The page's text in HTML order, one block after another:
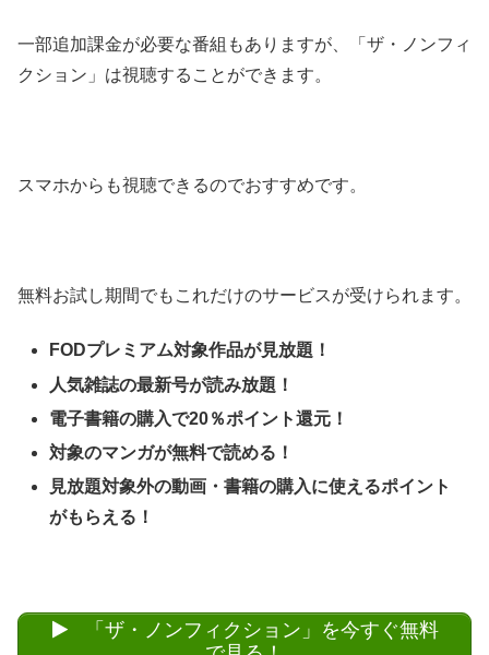
一部追加課金が必要な番組もありますが、「ザ・ノンフィ
クション」は視聴することができます。
スマホからも視聴できるのでおすすめです。
無料お試し期間でもこれだけのサービスが受けられます。
FODプレミアム対象作品が見放題！
人気雑誌の最新号が読み放題！
電子書籍の購入で20％ポイント還元！
対象のマンガが無料で読める！
見放題対象外の動画・書籍の購入に使えるポイント
がもらえる！
「ザ・ノンフィクション」を今すぐ無料